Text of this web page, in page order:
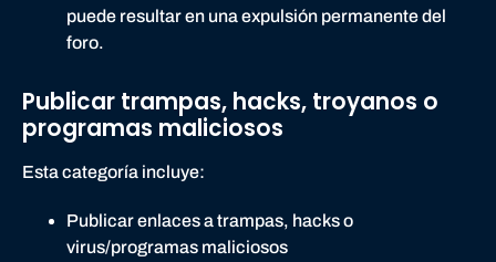
puede resultar en una expulsión permanente del
foro.
Publicar trampas, hacks, troyanos o
programas maliciosos
Esta categoría incluye:
Publicar enlaces a trampas, hacks o
virus/programas maliciosos